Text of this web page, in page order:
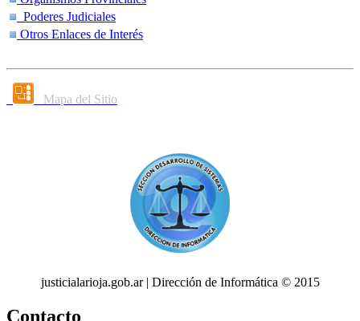
Poderes Judiciales
Otros Enlaces de Interés
Mapa del Sitio
justicialarioja.gob.ar | Dirección de Informática © 2015
Contacto